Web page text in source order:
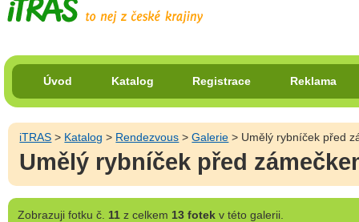
Úvod Katalog Registrace Reklama
iTRAS > Katalog > Rendezvous >Galerie > Umělý rybníček před
Umělý rybníček před
Zobrazujifotku č. 11z celkem 13 fotekv této galerii.